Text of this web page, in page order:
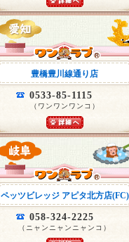
豊橋豊川線通り店
0533-85-1115
（ワンワンワンコ）
ペッツビレッジ アピタ北方店(FC)
058-324-2225
（ニャンニャンニャンコ）